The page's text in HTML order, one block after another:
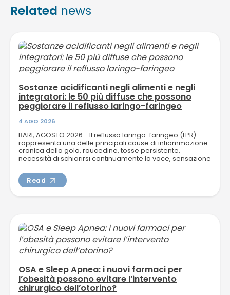
Related news
Sostanze acidificanti negli alimenti e negli
integratori: le 50 più diffuse che possono
peggiorare il reflusso laringo-faringeo
4 AGO 2026
BARI, AGOSTO 2026 - Il reflusso laringo-faringeo (LPR)
rappresenta una delle principali cause di infiammazione
cronica della gola, raucedine, tosse persistente,
necessità di schiarirsi continuamente la voce, sensazione
Read
OSA e Sleep Apnea: i nuovi farmaci per
l’obesità possono evitare l’intervento
chirurgico dell’otorino?